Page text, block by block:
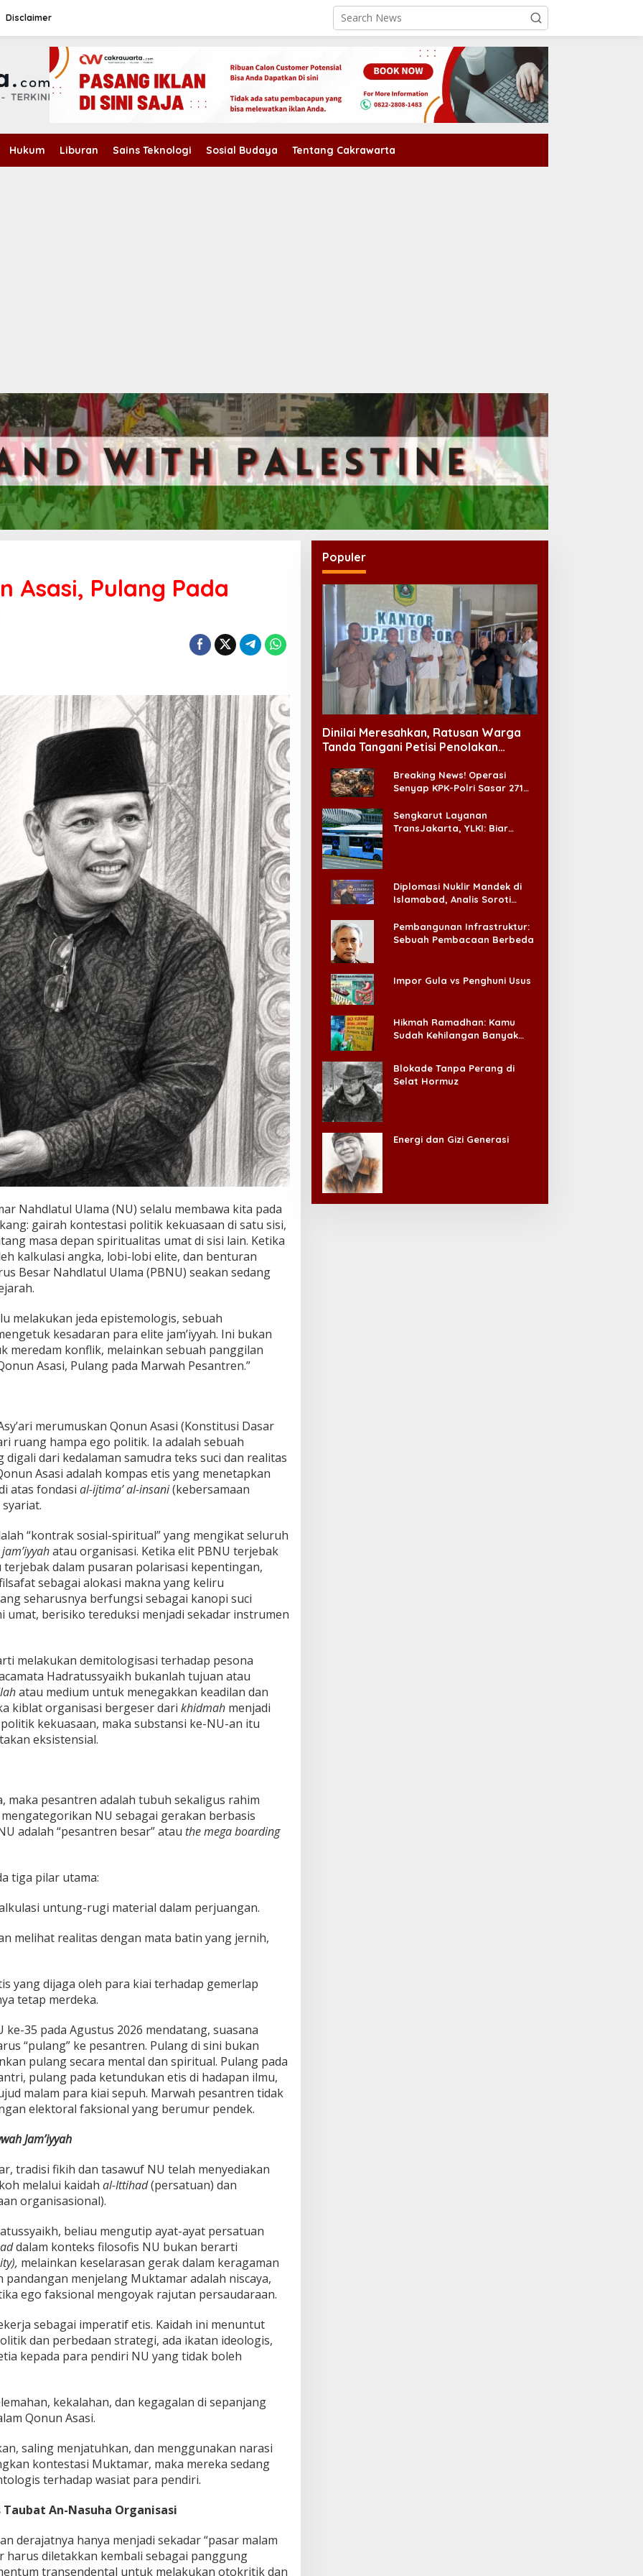
Disclaimer
Hukum Liburan Sains Teknologi Sosial Budaya Tentang Cakrawarta
Asasi, Pulang Pada
Nahdlatul Ulama (NU) selalu membawa kita pada
gairah kontestasi politik kekuasaan di satu sisi,
masa depan spiritualitas umat di sisi lain. Ketika
kalkulasi angka, lobi-lobi elite, dan benturan
Besar Nahdlatul Ulama (PBNU) seakan sedang
melakukan jeda epistemologis, sebuah
kesadaran para elite jam’iyyah. Ini bukan
meredam konflik, melainkan sebuah panggilan
Asasi, Pulang pada Marwah Pesantren.”
merumuskan Qonun Asasi (Konstitusi Dasar
ruang hampa ego politik. Ia adalah sebuah
dari kedalaman samudra teks suci dan realitas
Asasi adalah kompas etis yang menetapkan
atas fondasi al-ijtima’ al-insani(kebersamaan
“kontrak sosial-spiritual” yang mengikat seluruh
jam’iyyahatau organisasi. Ketika elit PBNU terjebak
dalam pusaran polarisasi kepentingan,
sebagai alokasi makna yang keliru
seharusnya berfungsi sebagai kanopi suci
umat, berisiko tereduksi menjadi sekadar instrumen
melakukan demitologisasi terhadap pesona
Hadratussyaikh bukanlah tujuan atau
atau medium untuk menegakkan keadilan dan
kiblat organisasi bergeser dari khidmahmenjadi
kekuasaan, maka substansi ke-NU-an itu
eksistensial.
maka pesantren adalah tubuh sekaligus rahim
NU sebagai gerakan berbasis
adalah “pesantren besar” atau the mega boarding
tiga pilar utama:
untung-rugi material dalam perjuangan.
melihat realitas dengan mata batin yang jernih,
yang dijaga oleh para kiai terhadap gemerlap
tetap merdeka.
35 pada Agustus 2026 mendatang, suasana
“pulang” ke pesantren. Pulang di sini bukan
pulang secara mental dan spiritual. Pulang pada
pulang pada ketundukan etis di hadapan ilmu,
malam para kiai sepuh. Marwah pesantren tidak
elektoral faksional yang berumur pendek.
Jam’iyyah
tradisi fikih dan tasawuf NU telah menyediakan
melalui kaidah al-Ittihad(persatuan) dan
organisasional).
beliau mengutip ayat-ayat persatuan
dalam konteks filosofis NU bukan berarti
melainkan keselarasan gerak dalam keragaman
pandangan menjelang Muktamar adalah niscaya,
ego faksional mengoyak rajutan persaudaraan.
sebagai imperatif etis. Kaidah ini menuntut
dan perbedaan strategi, ada ikatan ideologis,
kepada para pendiri NU yang tidak boleh
kekalahan, dan kegagalan di sepanjang
Qonun Asasi.
saling menjatuhkan, dan menggunakan narasi
kontestasi Muktamar, maka mereka sedang
terhadap wasiat para pendiri.
An-Nasuha Organisasi
derajatnya hanya menjadi sekadar “pasar malam
harus diletakkan kembali sebagai panggung
transendental untuk melakukan otokritik dan
Populer
Dinilai Meresahkan, Ratusan Warga
Tanda Tangani Petisi Penolakan
Breaking News! Operasi
Senyap KPK-Polri Sasar 271
Ada ‘Badai Pemeriksaan’
Sengkarut Layanan
TransJakarta, YLKI: Biar
Diplomasi Nuklir Mandek di
Islamabad, Analis Soroti
Pembangunan Infrastruktur:
Sebuah Pembacaan Berbeda
Impor Gula vs Penghuni Usus
Hikmah Ramadhan: Kamu
Sudah Kehilangan Banyak
Blokade Tanpa Perang di
Selat Hormuz
Energi dan Gizi Generasi